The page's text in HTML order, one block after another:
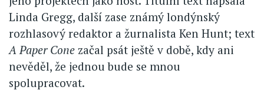
Linda Gregg, další zase známý londýnský
rozhlasový redaktor a žurnalista Ken Hunt; text
A Paper Cone začal psát ještě v době, kdy ani
nevěděl, že jednou bude se mnou
spolupracovat.